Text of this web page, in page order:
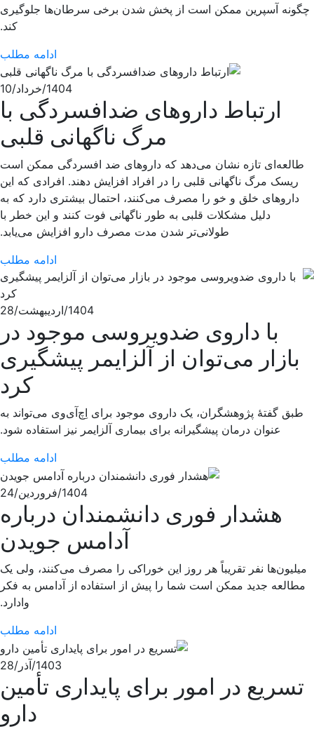
چگونه آسپرین ممکن است از پخش شدن برخی سرطان‌ها جلوگیری
کند.
ادامه مطلب
1404/خرداد/10
ارتباط داروهای ضدافسردگی با
مرگ ناگهانی قلبی
طالعه‌ای تازه نشان می‌دهد که داروهای ضد افسردگی ممکن است
ریسک مرگ ناگهانی قلبی را در افراد افزایش دهند. افرادی که این
داروهای خلق و خو را مصرف می‌کنند، احتمال بیشتری دارد که به
دلیل مشکلات قلبی به طور ناگهانی فوت کنند و این خطر با
طولانی‌تر شدن مدت مصرف دارو افزایش می‌یابد.
ادامه مطلب
1404/اردیبهشت/28
با داروی ضدویروسی موجود در
بازار می‌توان از آلزایمر پیشگیری
کرد
طبق گفتۀ پژوهشگران، یک داروی موجود برای اِچ‌آی‌وی می‌تواند به
عنوان درمان پیشگیرانه برای بیماری آلزایمر نیز استفاده شود.
ادامه مطلب
1404/فروردین/24
هشدار فوری دانشمندان درباره
آدامس جویدن
میلیون‌ها نفر تقریباً هر روز این خوراکی را مصرف می‌کنند، ولی یک
مطالعه جدید ممکن است شما را پیش از استفاده از آدامس به فکر
وادارد.
ادامه مطلب
1403/آذر/28
تسریع در امور برای پایداری تأمین
دارو